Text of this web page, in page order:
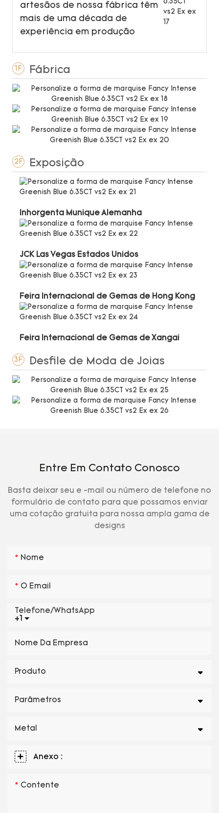
artesãos de nossa fábrica têm
mais de uma década de
experiência em produção
1F Fábrica
2F Exposição
Inhorgenta Munique Alemanha
JCK Las Vegas Estados Unidos
Feira Internacional de Gemas de Hong Kong
Feira Internacional de Gemas de Xangai
3F Desfile de Moda de Joias
Entre Em Contato Conosco
Basta deixar seu e -mail ou número de telefone no
formulário de contato para que possamos enviar
uma cotação gratuita para nossa ampla gama de
designs
Nome
O Email
+1
Telefone/WhatsApp
Nome Da Empresa
Produto
Parâmetros
Metal
Anexo :
Contente